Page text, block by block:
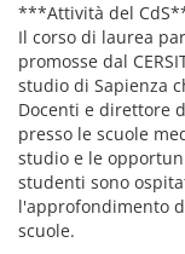
***Attività del
Il corso di laurea
promosse dal
studio di Sapienza
Docenti e direttore
presso le scuole
studio e le
studenti sono
l'approfondimento
scuole.